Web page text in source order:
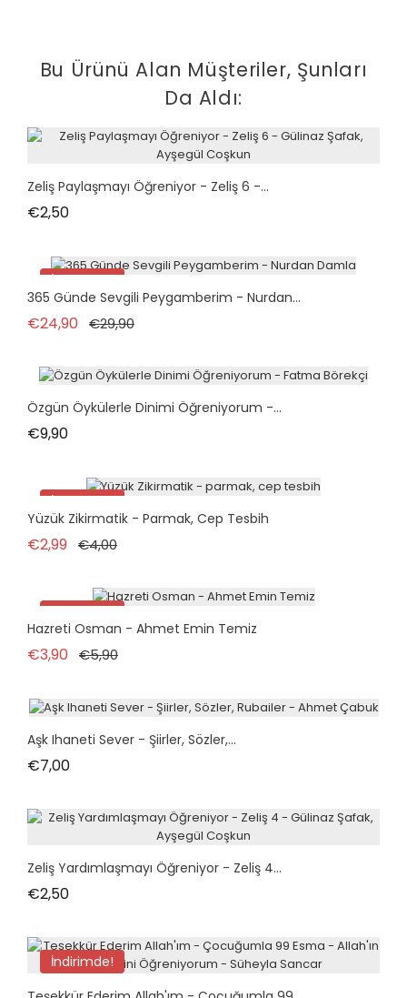
Bu Ürünü Alan Müşteriler, Şunları
Da Aldı:
Zeliş Paylaşmayı Öğreniyor - Zeliş 6 -...
€2,50Fiyat
İndirimde!
365 Günde Sevgili Peygamberim - Nurdan...
€24,90 Normal fiyat
€29,90Fiyat
Özgün Öykülerle Dinimi Öğreniyorum -...
€9,90Fiyat
İndirimde!
Yüzük Zikirmatik - Parmak, Cep Tesbih
€2,99 Normal fiyat
€4,00Fiyat
İndirimde!
Hazreti Osman - Ahmet Emin Temiz
€3,90 Normal fiyat
€5,90Fiyat
Aşk Ihaneti Sever - Şiirler, Sözler,...
€7,00Fiyat
Zeliş Yardımlaşmayı Öğreniyor - Zeliş 4...
€2,50Fiyat
İndirimde!